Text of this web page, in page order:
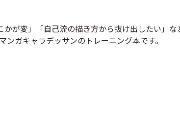
が変」「自己流の描き方から抜け出したい」な
ガキャラデッサンのトレーニング本です。